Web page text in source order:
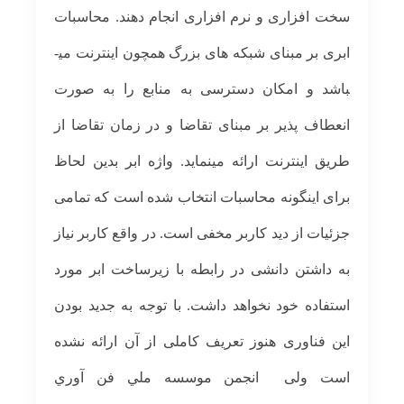
سخت افزاری و نرم افزاری انجام دهند. محاسبات
ابری بر مبنای شبکه های بزرگ همچون اینترنت می­
باشد و امکان دسترسی به منابع را به صورت
انعطاف پذیر بر مبنای تقاضا و در زمان تقاضا از
طریق اینترنت ارائه می­نماید. واژه ابر بدین لحاظ
برای اینگونه محاسبات انتخاب شده است که تمامی
جزئیات از دید کاربر مخفی است. در واقع کاربر نیاز
به داشتن دانشی در رابطه با زیرساخت ابر مورد
استفاده خود نخواهد داشت. با توجه به جدید بودن
این فناوری هنوز تعریف کاملی از آن ارائه نشده
است ولی انجمن موسسه ملي فن آوري